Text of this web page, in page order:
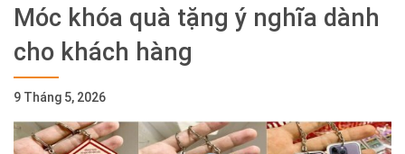
Móc khóa quà tặng ý nghĩa dành
cho khách hàng
9 Tháng 5, 2026